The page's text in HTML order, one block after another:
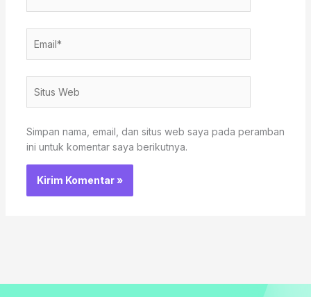
Web
Simpan nama, email, dan situs web saya pada peramban
ini untuk komentar saya berikutnya.